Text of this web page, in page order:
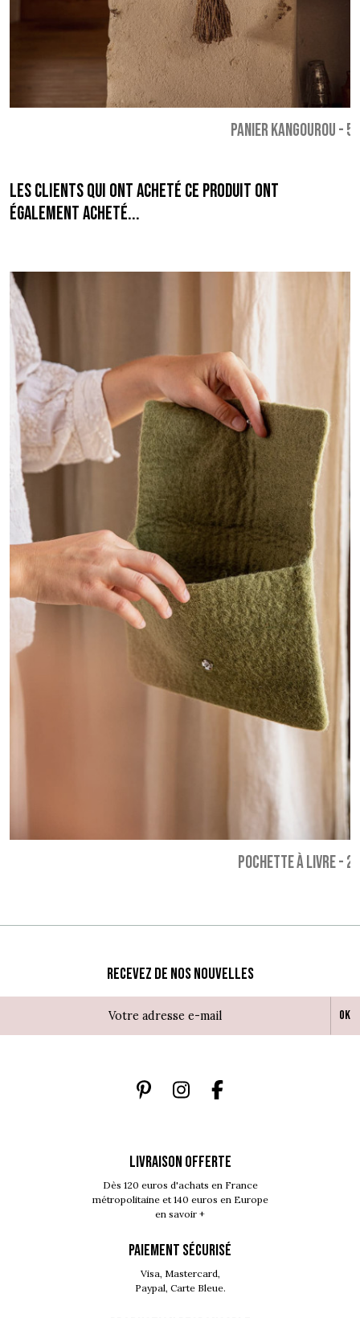
PANIER KANGOUROU-
Les clients qui ont acheté ce produit ont
également acheté...
POCHETTE À LIVRE-
Recevez de nos nouvelles
Ok
LIVRAISON OFFERTE
Dès 120 euros d'achats en France
métropolitaine et 140 euros en Europe
en savoir +
PAIEMENT SÉCURISÉ
Visa, Mastercard,
Paypal, Carte Bleue.